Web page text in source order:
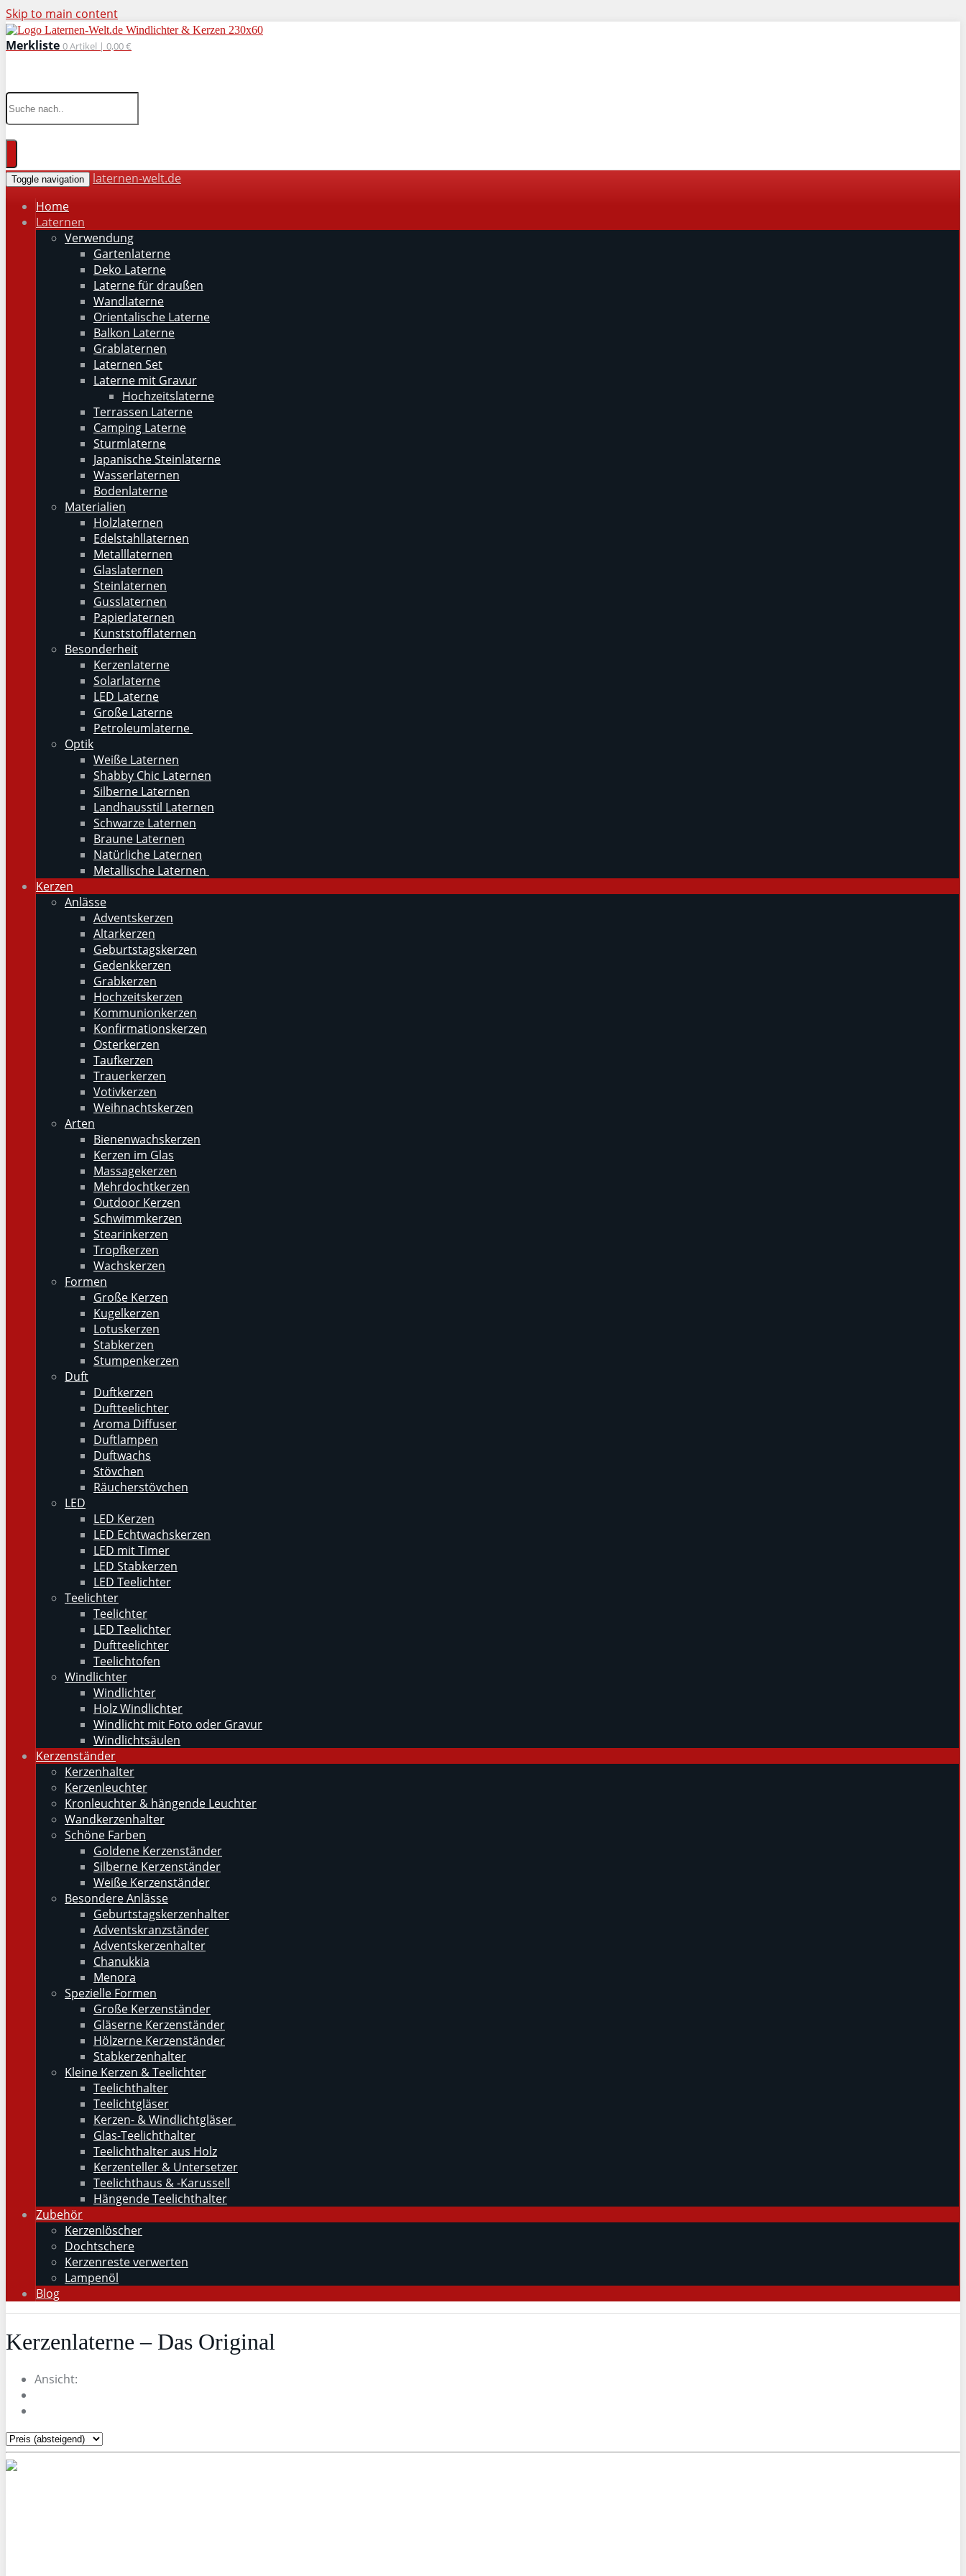
Skip to main content
Merkliste 0Artikel | 0,00 €
Toggle navigation
laternen-welt.de
Home
Laternen
Verwendung
Gartenlaterne
Deko Laterne
Laterne für draußen
Wandlaterne
Orientalische Laterne
Balkon Laterne
Grablaternen
Laternen Set
Laterne mit Gravur
Hochzeitslaterne
Terrassen Laterne
Camping Laterne
Sturmlaterne
Japanische Steinlaterne
Wasserlaternen
Bodenlaterne
Materialien
Holzlaternen
Edelstahllaternen
Metalllaternen
Glaslaternen
Steinlaternen
Gusslaternen
Papierlaternen
Kunststofflaternen
Besonderheit
Kerzenlaterne
Solarlaterne
LED Laterne
Große Laterne
Petroleumlaterne
Optik
Weiße Laternen
Shabby Chic Laternen
Silberne Laternen
Landhausstil Laternen
Schwarze Laternen
Braune Laternen
Natürliche Laternen
Metallische Laternen
Kerzen
Anlässe
Adventskerzen
Altarkerzen
Geburtstagskerzen
Gedenkkerzen
Grabkerzen
Hochzeitskerzen
Kommunionkerzen
Konfirmationskerzen
Osterkerzen
Taufkerzen
Trauerkerzen
Votivkerzen
Weihnachtskerzen
Arten
Bienenwachskerzen
Kerzen im Glas
Massagekerzen
Mehrdochtkerzen
Outdoor Kerzen
Schwimmkerzen
Stearinkerzen
Tropfkerzen
Wachskerzen
Formen
Große Kerzen
Kugelkerzen
Lotuskerzen
Stabkerzen
Stumpenkerzen
Duft
Duftkerzen
Duftteelichter
Aroma Diffuser
Duftlampen
Duftwachs
Stövchen
Räucherstövchen
LED
LED Kerzen
LED Echtwachskerzen
LED mit Timer
LED Stabkerzen
LED Teelichter
Teelichter
Teelichter
LED Teelichter
Duftteelichter
Teelichtofen
Windlichter
Windlichter
Holz Windlichter
Windlicht mit Foto oder Gravur
Windlichtsäulen
Kerzenständer
Kerzenhalter
Kerzenleuchter
Kronleuchter & hängende Leuchter
Wandkerzenhalter
Schöne Farben
Goldene Kerzenständer
Silberne Kerzenständer
Weiße Kerzenständer
Besondere Anlässe
Geburtstagskerzenhalter
Adventskranzständer
Adventskerzenhalter
Chanukkia
Menora
Spezielle Formen
Große Kerzenständer
Gläserne Kerzenständer
Hölzerne Kerzenständer
Stabkerzenhalter
Kleine Kerzen & Teelichter
Teelichthalter
Teelichtgläser
Kerzen- & Windlichtgläser
Glas-Teelichthalter
Teelichthalter aus Holz
Kerzenteller & Untersetzer
Teelichthaus & -Karussell
Hängende Teelichthalter
Zubehör
Kerzenlöscher
Dochtschere
Kerzenreste verwerten
Lampenöl
Blog
Kerzenlaterne – Das Original
Ansicht: